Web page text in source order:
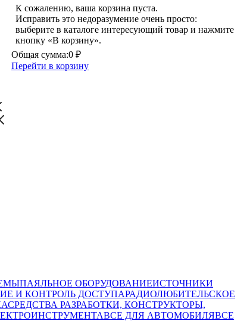
К сожалению, ваша корзина пуста.
Исправить это недоразумение очень просто:
выберите в каталоге интересующий товар и нажмите
кнопку «В корзину».
Общая сумма:0 ₽
Перейти в корзину
ПАЯЛЬНОЕ ОБОРУДОВАНИЕИСТОЧНИКИ
И КОНТРОЛЬ ДОСТУПАРАДИОЛЮБИТЕЛЬСКОЕ
СРЕДСТВА РАЗРАБОТКИ, КОНСТРУКТОРЫ,
ВСЕ ДЛЯ АВТОМОБИЛЯВСЕ